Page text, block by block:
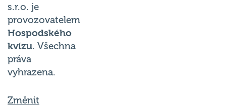
s.r.o. je
provozovatelem
Hospodského
kvízu. Všechna
práva
vyhrazena.
Změnit